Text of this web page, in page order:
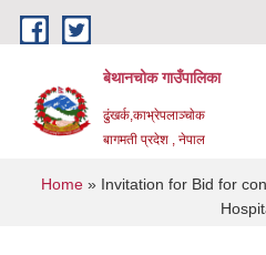
Skip to main content
बेथानचोक गाउँपालिका
ढुंखर्क,काभ्रेपलाञ्चाेक
बागमती प्रदेश , नेपाल
You are here
Home » Invitation for Bid for